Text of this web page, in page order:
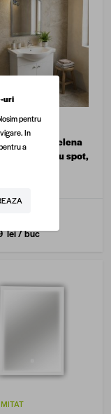
baie Selena
oglinda cu spot,
lei/ buc
uri
pentru
In
a